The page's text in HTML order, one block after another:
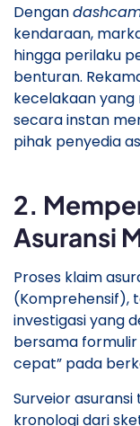
​Dengan
kendaraan,
hingga perilaku
benturan.
kecelakaan
secara instan
pihak penyedia
​2.
Asuransi
​Proses klaim
(Komprehensif),
investigasi yang
bersama
cepat” pada
​Surveior
kronologi dari